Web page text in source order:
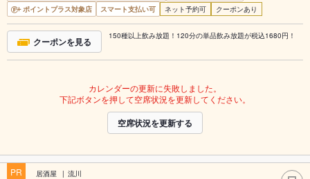
ポイントプラス対象店
スマート支払い可 ネット予約可 クーポンあり
クーポンを見る 150種以上飲み放題！120分の単品飲み放題が税込1680円！
カレンダーの更新に失敗しました。
下記ボタンを押して空席状況を更新してください。
空席状況を更新する
PR 居酒屋 流川